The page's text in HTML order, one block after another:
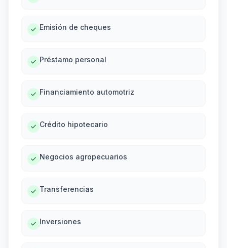
Emisión de cheques
Préstamo personal
Financiamiento automotriz
Crédito hipotecario
Negocios agropecuarios
Transferencias
Inversiones